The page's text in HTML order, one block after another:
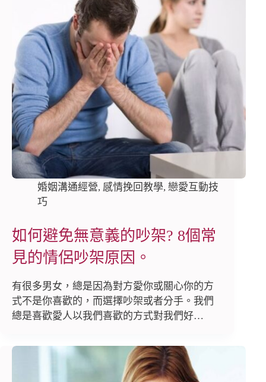
婚姻溝通經營, 感情挽回教學, 戀愛互動技
巧
如何避免無意義的吵架? 8個常
見的情侶吵架原因。
有很多男女，總是因為對方愛你或關心你的方
式不是你喜歡的，而選擇吵架或者分手。我們
總是喜歡愛人以我們喜歡的方式對我們好…